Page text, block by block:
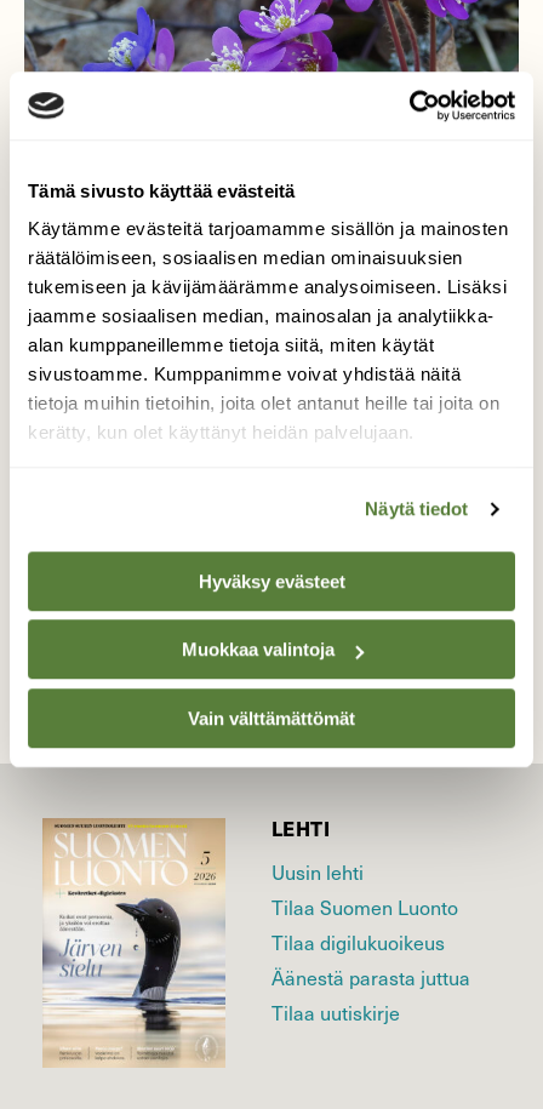
Tämä sivusto käyttää evästeitä
Käytämme evästeitä tarjoamamme sisällön ja mainosten
räätälöimiseen, sosiaalisen median ominaisuuksien
tukemiseen ja kävijämäärämme analysoimiseen. Lisäksi
jaamme sosiaalisen median, mainosalan ja analytiikka-
alan kumppaneillemme tietoja siitä, miten käytät
sivustoamme. Kumppanimme voivat yhdistää näitä
tietoja muihin tietoihin, joita olet antanut heille tai joita on
kerätty, kun olet käyttänyt heidän palvelujaan.
Näytä tiedot
Hyväksy evästeet
Muokkaa valintoja
Vain välttämättömät
Sinivuokkojat
Sinivuokkoja on eri värisiä, sinisiä ja pinkkejä,
valkoisiakin. Kauniita kaikki!
Valokuvaaja: Maarit Siitonen, Iitti 3.5.17
LEHTI
Uusin lehti
Tilaa Suomen Luonto
Tilaa digilukuoikeus
Äänestä parasta juttua
Tilaa uutiskirje